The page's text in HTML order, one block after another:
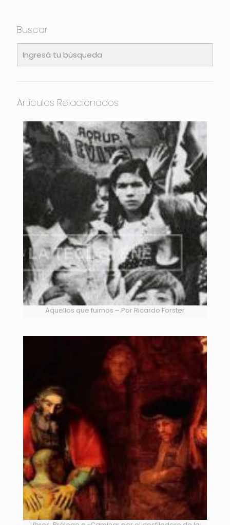
Buscar
Artículos Relacionados
Aquellos que fuimos – Por Ricardo Forster